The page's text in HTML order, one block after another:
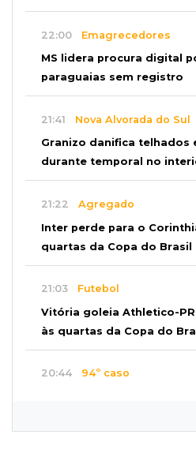
22:00 Emagrecedores
MS lidera procura digital
paraguaias sem registro
21:41 Nova Alvorada do Sul
Granizo danifica telhados
durante temporal no
21:22 Agregado
Inter perde para o
quartas da Copa do Brasil
21:03 Futebol
Vitória goleia Athletico-
às quartas da Copa do
20:44 94º caso